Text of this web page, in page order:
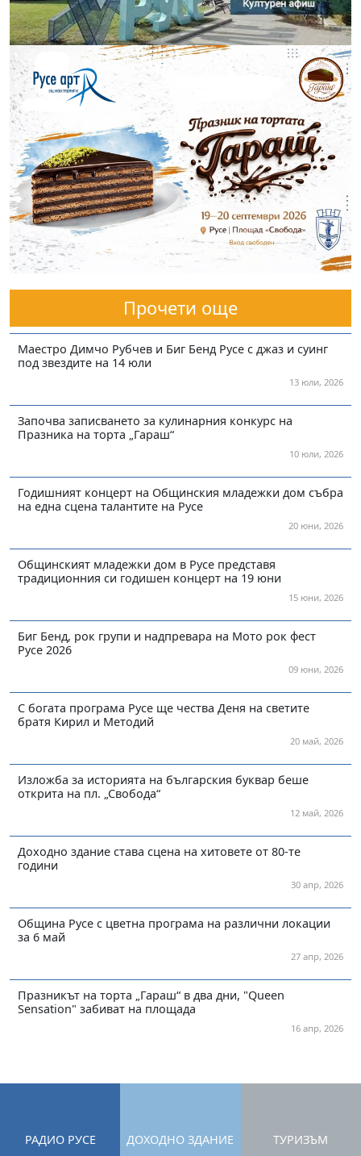
Прочети още
Маестро Димчо Рубчев и Биг Бенд Русе с джаз и суинг
под звездите на 14 юли
13 юли, 2026
Започва записването за кулинарния конкурс на
Празника на торта „Гараш“
10 юли, 2026
Годишният концерт на Общинския младежки дом събра
на една сцена талантите на Русе
20 юни, 2026
Общинският младежки дом в Русе представя
традиционния си годишен концерт на 19 юни
15 юни, 2026
Биг Бенд, рок групи и надпревара на Мото рок фест
Русе 2026
09 юни, 2026
С богата програма Русе ще чества Деня на светите
братя Кирил и Методий
20 май, 2026
Изложба за историята на българския буквар беше
открита на пл. „Свобода“
12 май, 2026
Доходно здание става сцена на хитовете от 80-те
години
30 апр, 2026
Община Русе с цветна програма на различни локации
за 6 май
27 апр, 2026
Празникът на торта „Гараш“ в два дни, "Queen
Sensation" забиват на площада
16 апр, 2026
РАДИО РУСЕ ДОХОДНО ЗДАНИЕ ТУРИЗЪМ